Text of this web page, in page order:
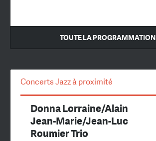
TOUTE LA PROGRAMMATION
Concerts Jazz à proximité
Donna Lorraine/Alain
Jean-Marie/Jean-Luc
Roumier Trio